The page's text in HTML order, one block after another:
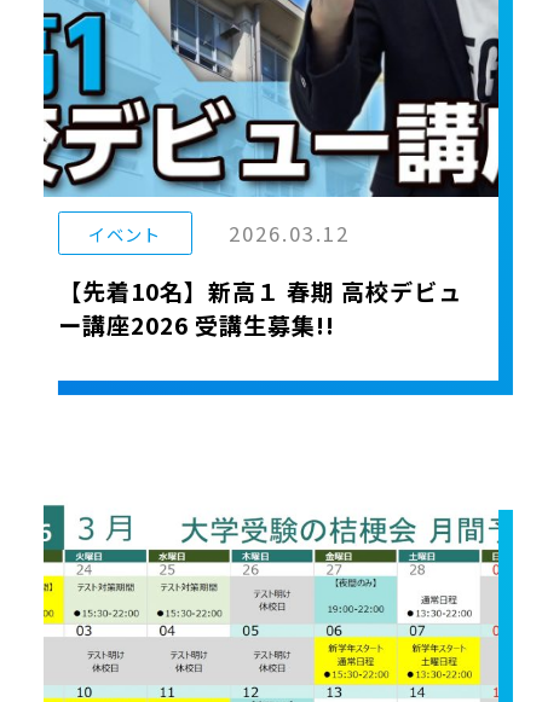
イベント 2026.03.12
【先着10名】新高１ 春期 高校デビュ
ー講座2026 受講生募集!!